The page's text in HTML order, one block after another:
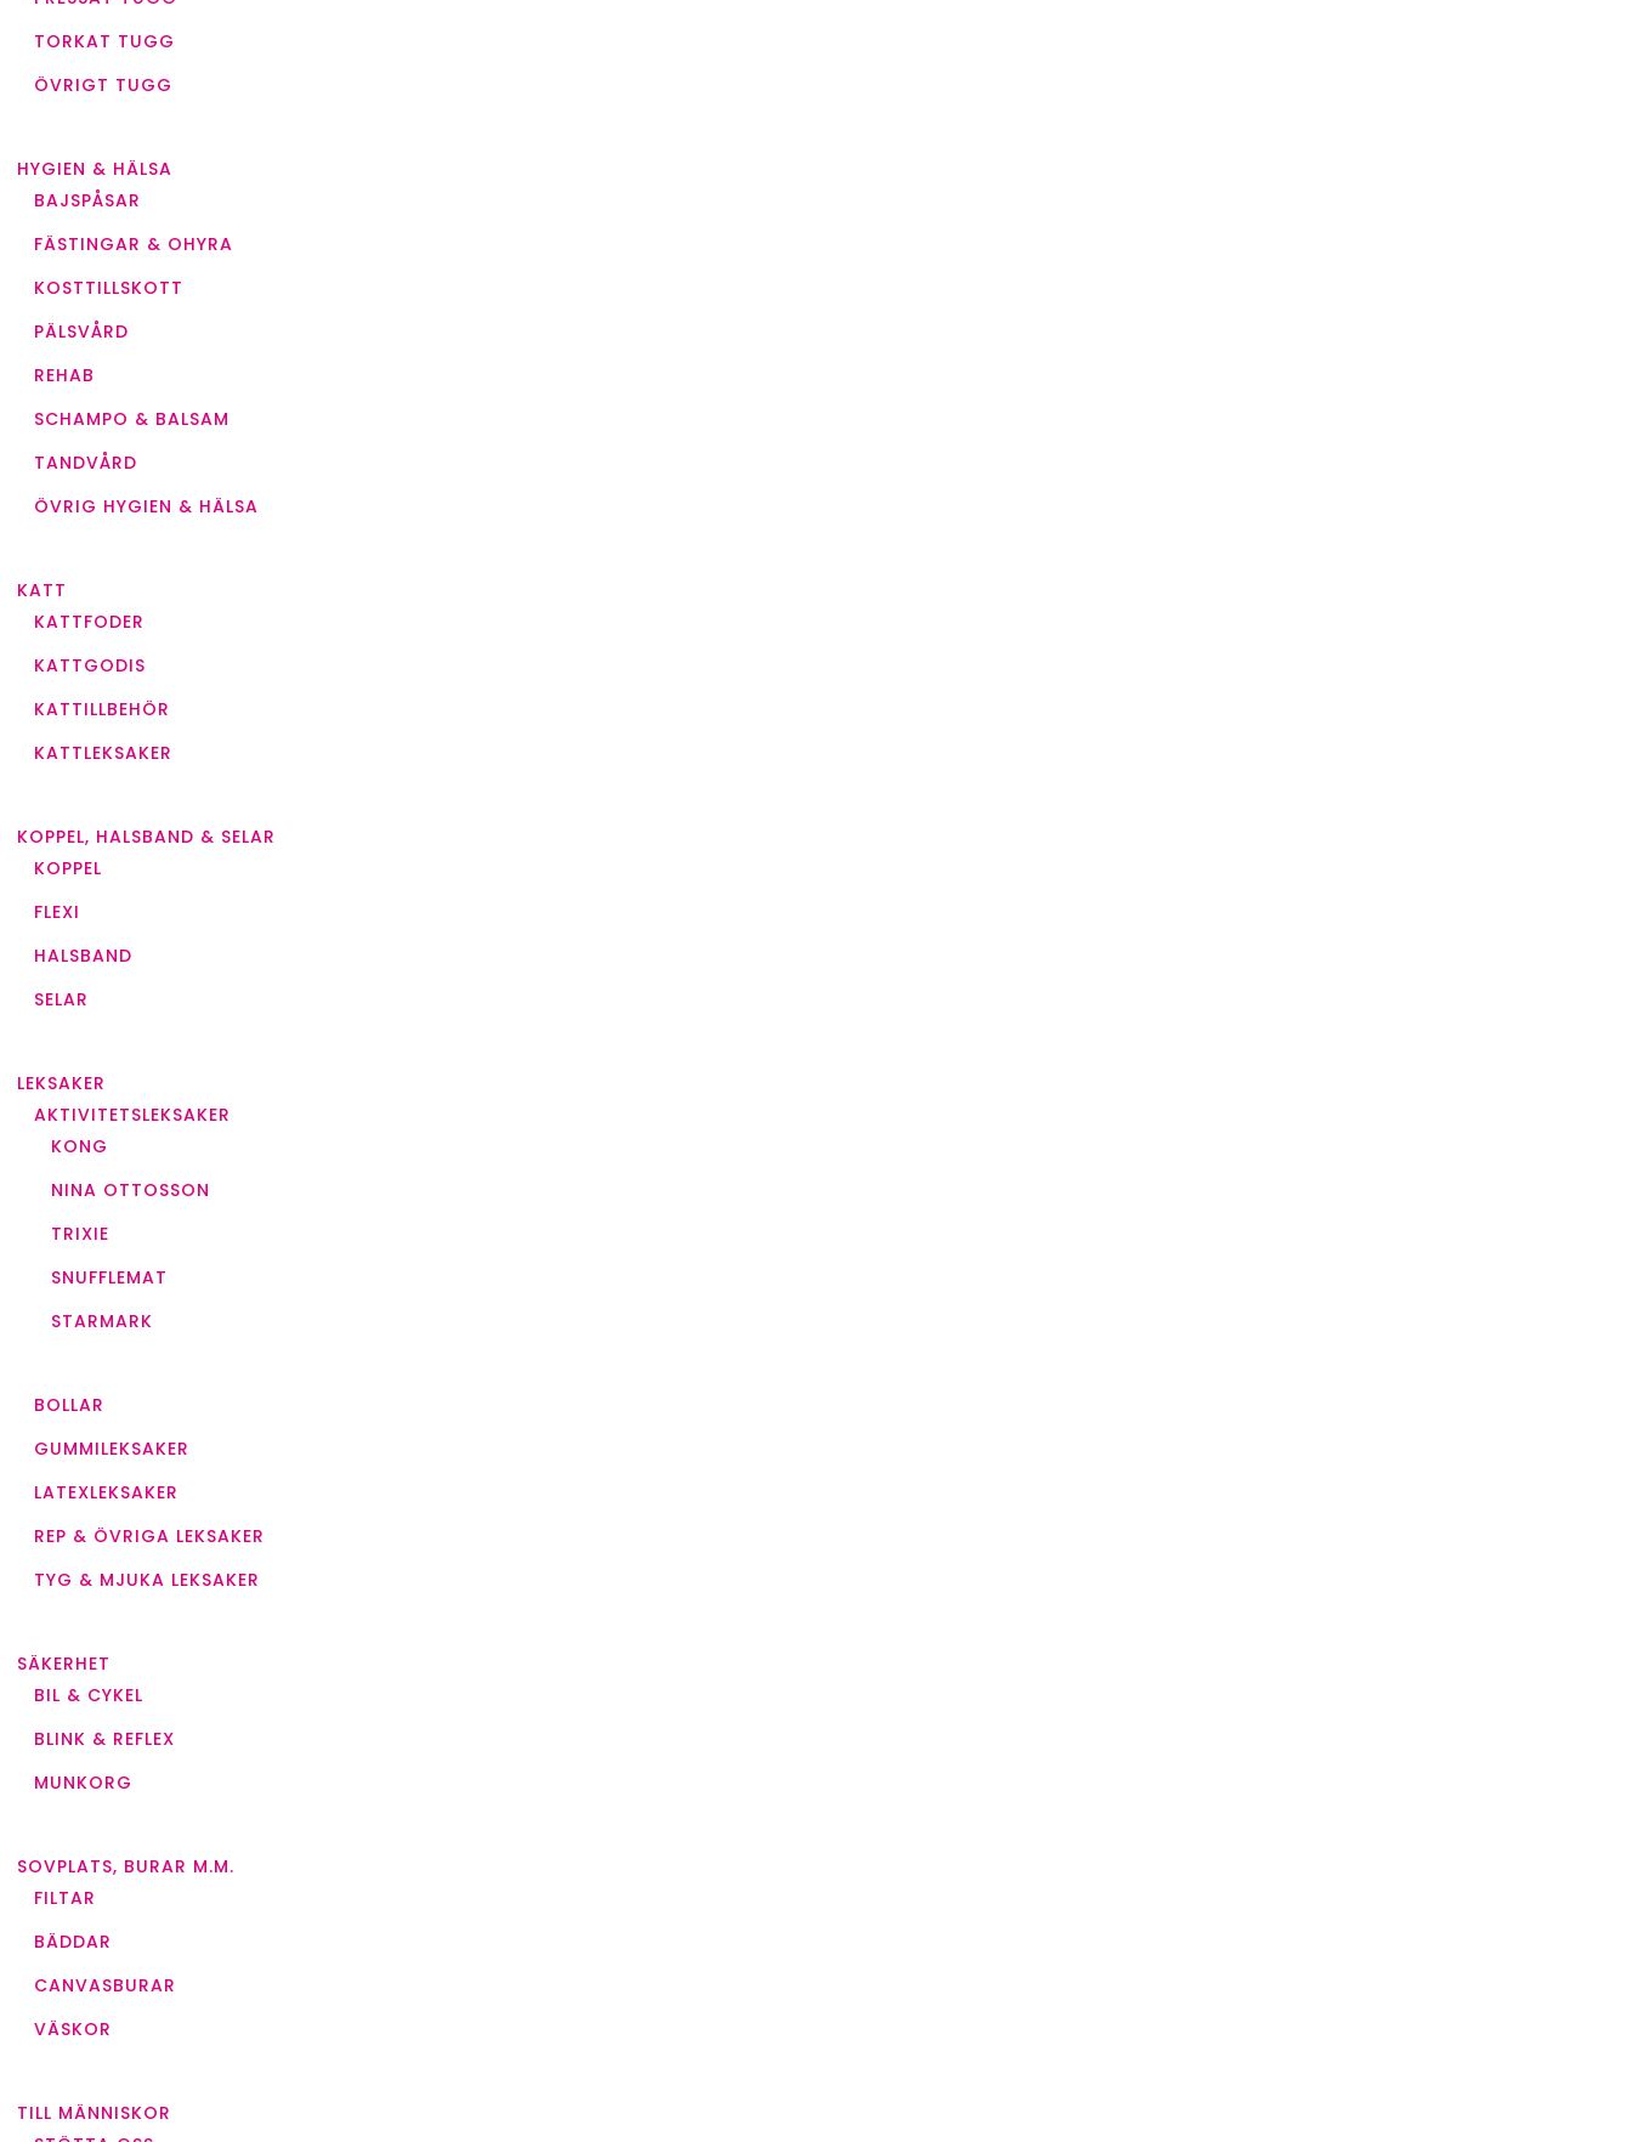
TORKAT TUGG
ÖVRIGT TUGG
HYGIEN & HÄLSA
BAJSPÅSAR
FÄSTINGAR & OHYRA
KOSTTILLSKOTT
PÄLSVÅRD
REHAB
SCHAMPO & BALSAM
TANDVÅRD
ÖVRIG HYGIEN & HÄLSA
KATT
KATTFODER
KATTGODIS
KATTILLBEHÖR
KATTLEKSAKER
KOPPEL, HALSBAND & SELAR
KOPPEL
FLEXI
HALSBAND
SELAR
LEKSAKER
AKTIVITETSLEKSAKER
KONG
NINA OTTOSSON
TRIXIE
SNUFFLEMAT
STARMARK
BOLLAR
GUMMILEKSAKER
LATEXLEKSAKER
REP & ÖVRIGA LEKSAKER
TYG & MJUKA LEKSAKER
SÄKERHET
BIL & CYKEL
BLINK & REFLEX
MUNKORG
SOVPLATS, BURAR M.M.
FILTAR
BÄDDAR
CANVASBURAR
VÄSKOR
TILL MÄNNISKOR